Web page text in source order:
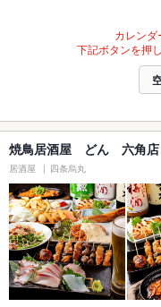
カレンダ
下記ボタンを押
焼鳥居酒屋 どん 六角
居酒屋 四条烏丸